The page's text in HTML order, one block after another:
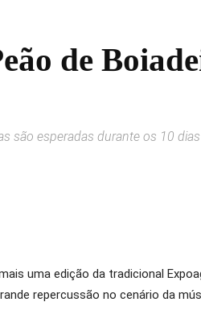
de
são esperadas durante os 10
uma edição da tradicional
repercussão no cenário da